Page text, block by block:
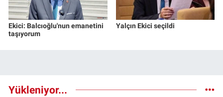
Ekici: Balcıoğlu'nun emanetini
taşıyorum
Yalçın Ekici seçildi
Yükleniyor...